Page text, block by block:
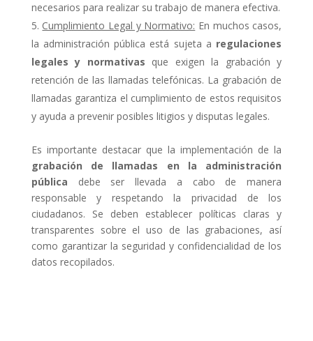
necesarios para realizar su trabajo de manera efectiva.
Cumplimiento Legal y Normativo: En muchos casos,
la administración pública está sujeta a regulaciones
legales y normativas que exigen la grabación y
retención de las llamadas telefónicas. La grabación de
llamadas garantiza el cumplimiento de estos requisitos
y ayuda a prevenir posibles litigios y disputas legales.
Es importante destacar que la implementación de la
grabación de llamadas en la administración
pública debe ser llevada a cabo de manera
responsable y respetando la privacidad de los
ciudadanos. Se deben establecer políticas claras y
transparentes sobre el uso de las grabaciones, así
como garantizar la seguridad y confidencialidad de los
datos recopilados.